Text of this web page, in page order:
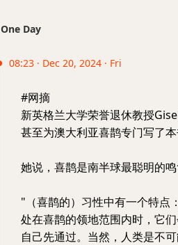
One Day
08:23 · Dec 20, 2024 · Fri
#网摘
新英格兰大学荣誉退休教授
甚至为澳大利亚喜鹊专门写了本
她说，喜鹊是南半球最聪明的鸣
"（喜鹊的）习性中有一个特点
处在喜鹊的领地范围内时，它
自己先通过。当然，人类是不